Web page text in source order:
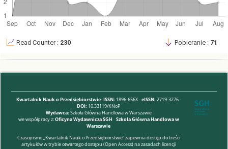
Read Counter : 230 Pobieranie : 71
Kwartalnik Nauk o Przedsiębiorstwie-ISSN: 1896-656X -eISSN: 2719-3276 -
DOI: 10.33119/KNoP
Wydawca: Szkoła Główna Handlowa w Warszawie
we współpracy z:Oficyna Wydawnicza SGH -Szkoła Główna Handlowa w
Warszawie
Czasopismo „Kwartalnik Nauk o Przedsiębiorstwie” zapewnia dostęp do treści
artykułów w trybie otwartego dostępu (Open Access) na zasadach licencji